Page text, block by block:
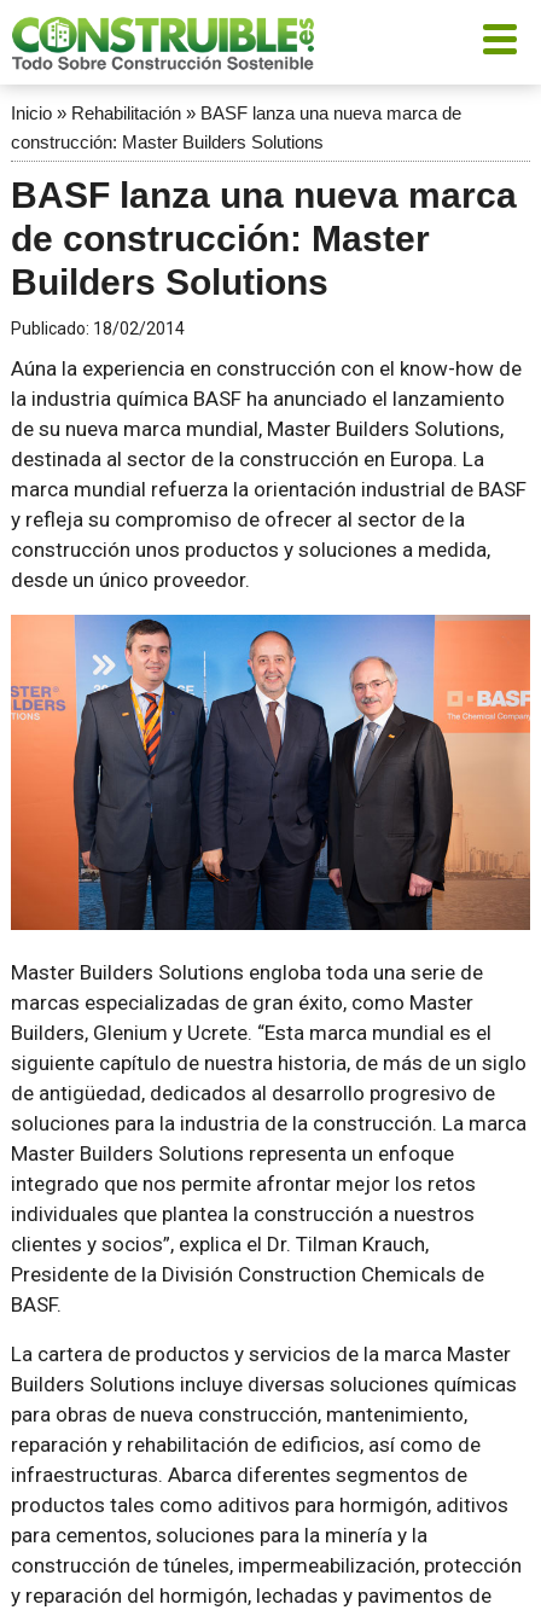
Inicio» Rehabilitación» BASF lanza una nueva marca de
construcción: Master Builders Solutions
BASF lanza una nueva marca
de construcción: Master
Builders Solutions
Publicado: 18/02/2014
Aúna la experiencia en construcción con el know-how de
la industria química BASF ha anunciado el lanzamiento
de su nueva marca mundial, Master Builders Solutions,
destinada al sector de la construcción en Europa. La
marca mundial refuerza la orientación industrial de BASF
y refleja su compromiso de ofrecer al sector de la
construcción unos productos y soluciones a medida,
desde un único proveedor.
Master Builders Solutions engloba toda una serie de
marcas especializadas de gran éxito, como Master
Builders, Glenium y Ucrete. Esta marca mundial es el
siguiente capítulo de nuestra historia, de más de un siglo
de antigüedad, dedicados al desarrollo progresivo de
soluciones para la industria de la construcción. La marca
Master Builders Solutions representa un enfoque
integrado que nos permite afrontar mejor los retos
individuales que plantea la construcción a nuestros
clientes y socios , explica el Dr. Tilman Krauch,
Presidente de la División Construction Chemicals de
BASF.
La cartera de productos y servicios de la marca Master
Builders Solutions incluye diversas soluciones químicas
para obras de nueva construcción, mantenimiento,
reparación y rehabilitación de edificios, así como de
infraestructuras. Abarca diferentes segmentos de
productos tales como aditivos para hormigón, aditivos
para cementos, soluciones para la minería y la
construcción de túneles, impermeabilización, protección
y reparación del hormigón, lechadas y pavimentos de